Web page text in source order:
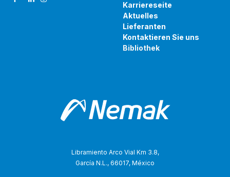
Karriereseite
Aktuelles
Lieferanten
Kontaktieren Sie uns
Bibliothek
Libramiento Arco Vial Km 3.8,
García N.L., 66017, México